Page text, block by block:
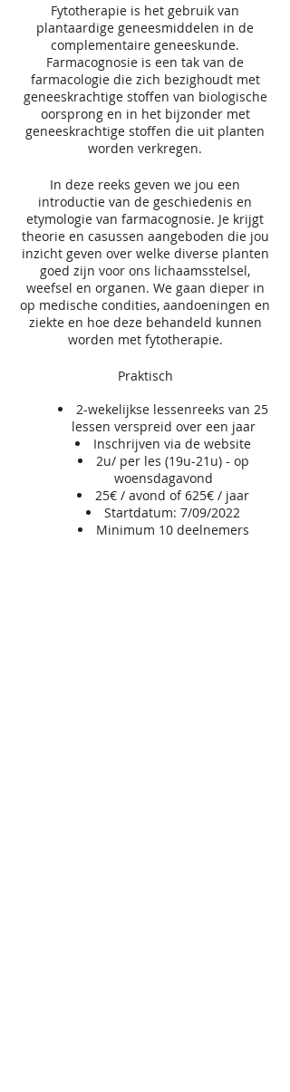
Fytotherapie is het gebruik van
plantaardige geneesmiddelen in de
complementaire geneeskunde.
Farmacognosie is een tak van de
farmacologie die zich bezighoudt met
geneeskrachtige stoffen van biologische
oorsprong en in het bijzonder met
geneeskrachtige stoffen die uit planten
worden verkregen.
In deze reeks geven we jou een
introductie van de geschiedenis en
etymologie van farmacognosie. Je krijgt
theorie en casussen aangeboden die jou
inzicht geven over welke diverse planten
goed zijn voor ons lichaamsstelsel,
weefsel en organen. We gaan dieper in
op medische condities, aandoeningen en
ziekte en hoe deze behandeld kunnen
worden met fytotherapie.
Praktisch
2-wekelijkse lessenreeks van 25
lessen verspreid over een jaar
Inschrijven via de website
2u/ per les (19u-21u) - op
woensdagavond
25€ / avond of 625€ / jaar
Startdatum: 7/09/2022
Minimum 10 deelnemers